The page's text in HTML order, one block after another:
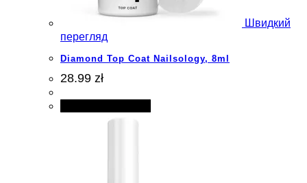
Швидкий
перегляд
Diamond Top Coat Nailsology, 8ml
28.99 zł